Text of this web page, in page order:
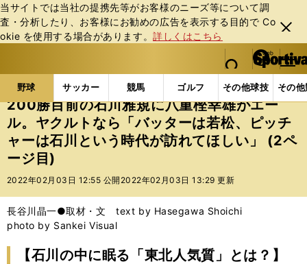
当サイトでは当社の提携先等がお客様のニーズ等について調
査・分析したり、お客様にお勧めの広告を表⽰する⽬的で Co
okie を使⽤する場合があります。詳しくはこちら
閉じ
る
web Sportiva (webスポルティーバ)
検索
マイペ
ー
ジ
メニュ
野球 サッカー 競馬 ゴルフ その他球技 その
b
ス
ポ
ル
テ
バ
野球の記事一覧 プロ野球 200勝目前の石川雅規に
200勝目前の石川雅規に八重樫幸雄がエー
ル。ヤクルトなら「バッターは若松、ピッチ
ャーは石川という時代が訪れてほしい」 (2ペ
ージ目)
2022年02月03日 12:55 公開 2022年02月03日 13:29 更新
長谷川晶一●取材・文 text by Hasegawa Shoichi
photo by Sankei Visual
【石川の中に眠る「東北人気質」とは？】